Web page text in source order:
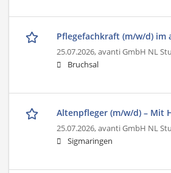
Pflegefachkraft (m/w/d) im
25.07.2026,avanti GmbH NL
Bruchsal
Altenpfleger (m/w/d) – Mit
25.07.2026,avanti GmbH NL
Sigmaringen